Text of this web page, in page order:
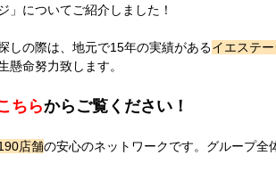
」についてご紹介しました！
しの際は、地元で15年の実績があるイエステ
懸命努力致します。
ちらからご覧ください！
店舗の安心のネットワークです。グループ全